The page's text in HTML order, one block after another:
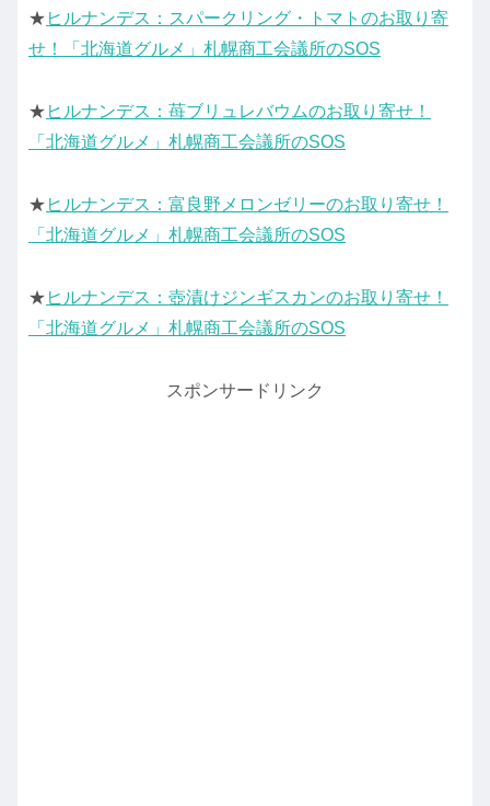
★ ヒルナンデス：スパークリング・トマトのお取り寄
せ！「北海道グルメ」札幌商工会議所のSOS
★ ヒルナンデス：苺ブリュレバウムのお取り寄せ！
「北海道グルメ」札幌商工会議所のSOS
★ ヒルナンデス：富良野メロンゼリーのお取り寄せ！
「北海道グルメ」札幌商工会議所のSOS
★ ヒルナンデス：壺漬けジンギスカンのお取り寄せ！
「北海道グルメ」札幌商工会議所のSOS
スポンサードリンク